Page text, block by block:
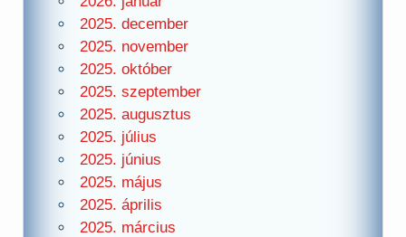
2025. december
2025. november
2025. október
2025. szeptember
2025. augusztus
2025. július
2025. június
2025. május
2025. április
2025. március